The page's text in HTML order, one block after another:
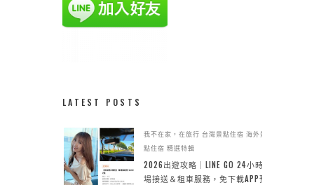
LATEST POSTS
我不在家，在旅行 台灣景點住宿 海外景
點住宿 精選特輯
2026出遊攻略｜LINE GO 24小時機
場接送＆租車服務，免下載APP預